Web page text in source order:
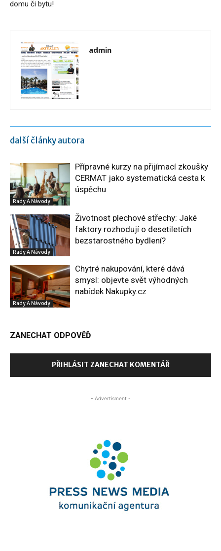
domu či bytu!
admin
další články autora
Rady A Návody
Přípravné kurzy na přijímací zkoušky
CERMAT jako systematická cesta k
úspěchu
Rady A Návody
Životnost plechové střechy: Jaké
faktory rozhodují o desetiletích
bezstarostného bydlení?
Rady A Návody
Chytré nakupování, které dává
smysl: objevte svět výhodných
nabídek Nakupky.cz
ZANECHAT ODPOVĚĎ
PŘIHLÁSIT ZANECHAT KOMENTÁŘ
- Advertisment -